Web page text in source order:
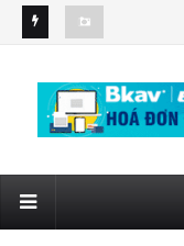
từ
CHỨNG TỪ